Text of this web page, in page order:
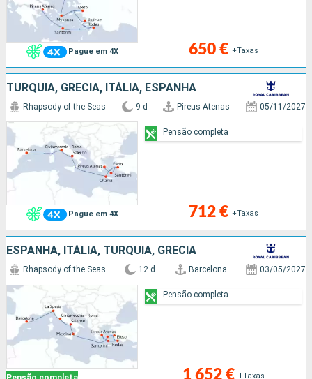
Pague em 4X 650 € +Taxas
TURQUIA, GRÉCIA, ITÁLIA, ESPANHA
Pague em 4X
Rhapsody of the Seas 9 d Pireus Atenas 05/11/2027
712 € +Taxas
Pensão completa
ESPANHA, ITÁLIA, TURQUIA, GRÉCIA
Rhapsody of the Seas 12 d Barcelona 03/05/2027
1 652 € +Taxas
Pensão completa